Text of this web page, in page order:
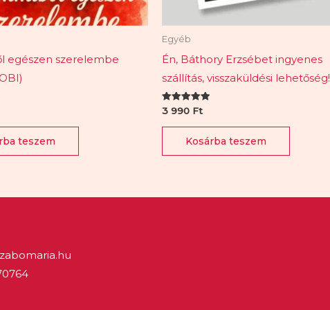
egészen szerelembe
teszem
Egyéb
Én, Báthory Erzsébet ingyenes
szállítás, visszaküldési lehetőség!
Értékelés:
/ 5
3 990 Ft
Kosárba teszem